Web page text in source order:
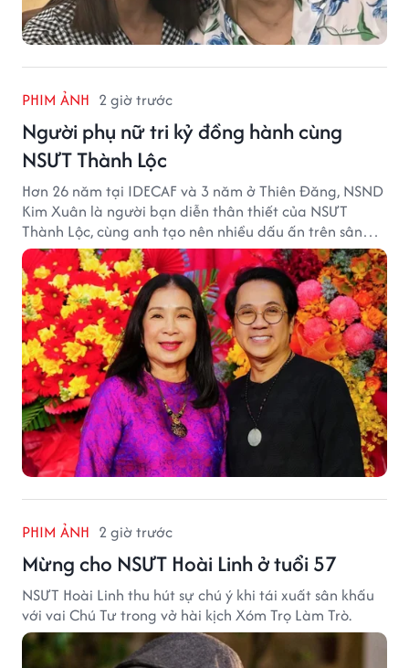
PHIM ẢNH 2 giờ trước
Người phụ nữ tri kỷ đồng hành cùng
NSƯT Thành Lộc
Hơn 26 năm tại IDECAF và 3 năm ở Thiên Đăng, NSND
Kim Xuân là người bạn diễn thân thiết của NSƯT
Thành Lộc, cùng anh tạo nên nhiều dấu ấn trên sân
khấu.
PHIM ẢNH 2 giờ trước
Mừng cho NSƯT Hoài Linh ở tuổi 57
NSƯT Hoài Linh thu hút sự chú ý khi tái xuất sân khấu
với vai Chú Tư trong vở hài kịch Xóm Trọ Làm Trò.